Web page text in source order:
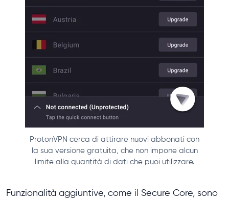
ProtonVPN cerca di attirare nuovi abbonati con
la sua versione gratuita, che non impone alcun
limite alla quantità di dati che puoi utilizzare.
Funzionalità aggiuntive, come il Secure Core, sono